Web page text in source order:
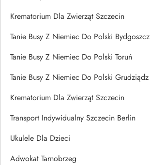
Krematorium Dla Zwierząt Szczecin
Tanie Busy Z Niemiec Do Polski Bydgoszcz
Tanie Busy Z Niemiec Do Polski Toruń
Tanie Busy Z Niemiec Do Polski Grudziądz
Krematorium Dla Zwierząt Szczecin
Transport Indywidualny Szczecin Berlin
Ukulele Dla Dzieci
Adwokat Tarnobrzeg